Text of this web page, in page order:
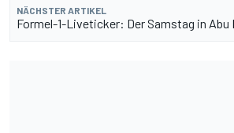
NÄCHSTER ARTIKEL
Formel-1-Liveticker: Der Samstag in Abu